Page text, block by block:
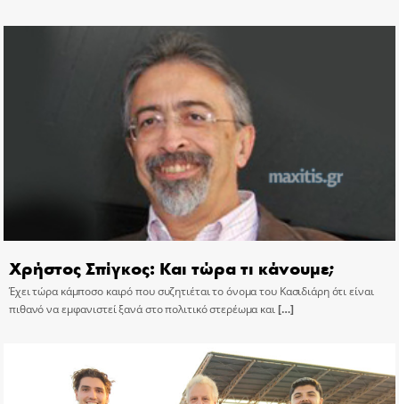
Χρήστος Σπίγκος: Και τώρα τι κάνουμε;
Έχει τώρα κάμποσο καιρό που συζητιέται το όνομα του Κασιδιάρη ότι είναι
πιθανό να εμφανιστεί ξανά στο πολιτικό στερέωμα και[…]